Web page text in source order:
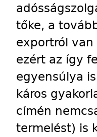
tőke, a
exportról van
ezért az így
egyensúlya
káros
címén
termelést) is